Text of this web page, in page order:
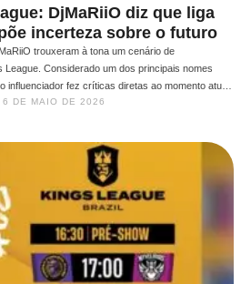
DjMaRiiO diz que liga
incerteza sobre o futuro
trouxeram à tona um cenário de
League. Considerado um dos principais nomes
influenciador fez críticas diretas ao momento atual
sua sustentabilidade. Durante uma transmissão,
6 DE MAIO DE 2026